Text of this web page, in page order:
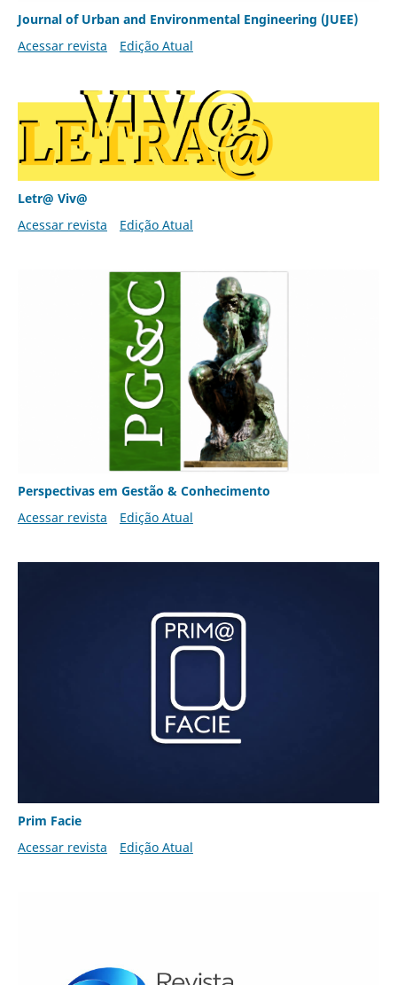
Journal of Urban and Environmental Engineering (JUEE)
Acessar revista
Edição Atual
Letr@ Viv@
Acessar revista
Edição Atual
Perspectivas em Gestão & Conhecimento
Acessar revista
Edição Atual
Prim Facie
Acessar revista
Edição Atual